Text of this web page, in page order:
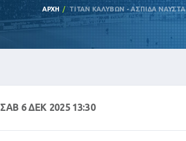
ΑΡΧΉ ΤΙΤΑΝ ΚΑΛΥΒΩΝ - ΑΣΠΙΔΑ
ΣΑΒ 6 ΔΕΚ 2025 13:30